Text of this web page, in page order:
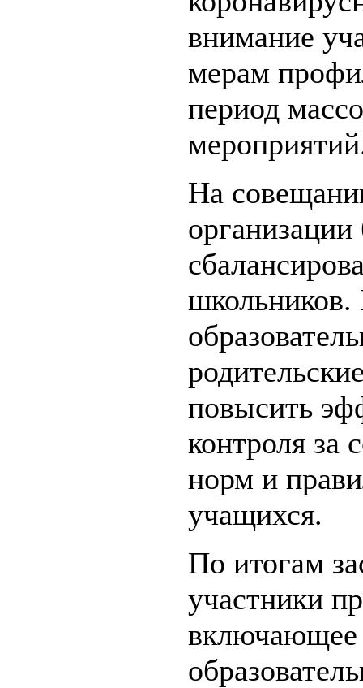
внимание
мерам
период
На
организации
школьников.
повысить
контроля за
норм и
учащихся.
По итогам
участники
включающее